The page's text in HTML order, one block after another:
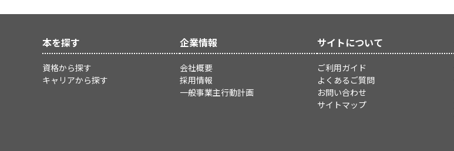
本を探す
資格から探す
キャリアから探す
企業情報
会社概要
採用情報
一般事業主行動計画
サイトについて
ご利用ガイド
よくあるご質問
お問い合わせ
サイトマップ